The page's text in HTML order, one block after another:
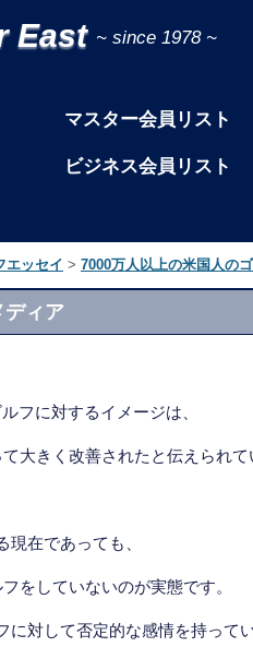
East
マスター会員リスト
ビジネス会員リスト
エッセイ > 7000万人以上の米国人の
ディア
フに対するイメージは、
大きく改善されたと伝えられて
現在であっても、
をしていないのが実態です。
対して否定的な感情を持って